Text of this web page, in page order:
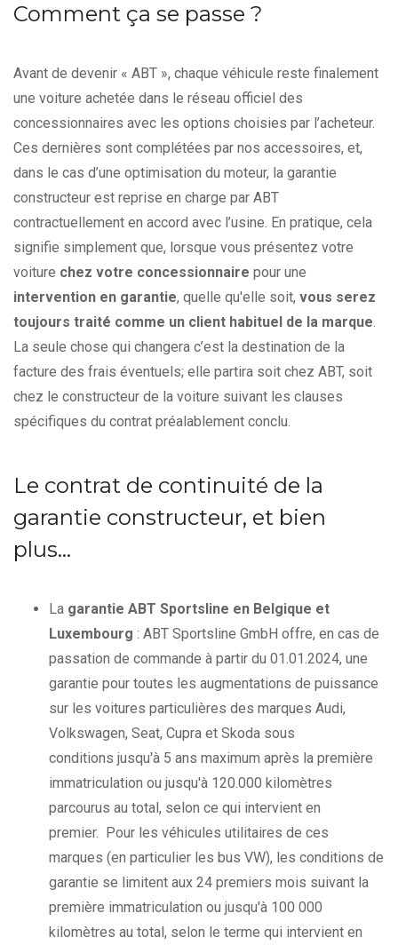
Comment ça se passe ?
Avant de devenir « ABT », chaque véhicule reste finalement
une voiture achetée dans le réseau officiel des
concessionnaires avec les options choisies par l’acheteur.
Ces dernières sont complétées par nos accessoires, et,
dans le cas d’une optimisation du moteur, la garantie
constructeur est reprise en charge par ABT
contractuellement en accord avec l’usine. En pratique, cela
signifie simplement que, lorsque vous présentez votre
voiture chez votre concessionnaire pour une
intervention en garantie, quelle qu'elle soit, vous serez
toujours traité comme un client habituel de la marque.
La seule chose qui changera c’est la destination de la
facture des frais éventuels; elle partira soit chez ABT, soit
chez le constructeur de la voiture suivant les clauses
spécifiques du contrat préalablement conclu.
Le contrat de continuité de la
garantie constructeur, et bien
plus…
La garantie ABT Sportsline en Belgique et
Luxembourg : ABT Sportsline GmbH offre, en cas de
passation de commande à partir du 01.01.2024, une
garantie pour toutes les augmentations de puissance
sur les voitures particulières des marques Audi,
Volkswagen, Seat, Cupra et Skoda sous
conditions jusqu'à 5 ans maximum après la première
immatriculation ou jusqu'à 120.000 kilomètres
parcourus au total, selon ce qui intervient en
premier. Pour les véhicules utilitaires de ces
marques (en particulier les bus VW), les conditions de
garantie se limitent aux 24 premiers mois suivant la
première immatriculation ou jusqu'à 100 000
kilomètres au total, selon le terme qui intervient en